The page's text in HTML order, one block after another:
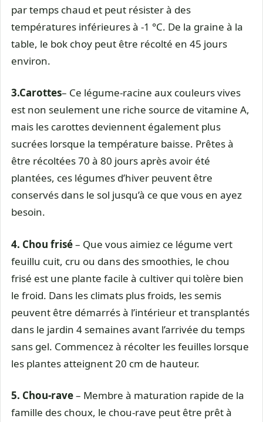
par temps chaud et peut résister à des
températures inférieures à -1 °C. De la graine à la
table, le bok choy peut être récolté en 45 jours
environ.
3.Carottes– Ce légume-racine aux couleurs vives
est non seulement une riche source de vitamine A,
mais les carottes deviennent également plus
sucrées lorsque la température baisse. Prêtes à
être récoltées 70 à 80 jours après avoir été
plantées, ces légumes d’hiver peuvent être
conservés dans le sol jusqu’à ce que vous en ayez
besoin.
4. Chou frisé– Que vous aimiez ce légume vert
feuillu cuit, cru ou dans des smoothies, le chou
frisé est une plante facile à cultiver qui tolère bien
le froid. Dans les climats plus froids, les semis
peuvent être démarrés à l’intérieur et transplantés
dans le jardin 4 semaines avant l’arrivée du temps
sans gel. Commencez à récolter les feuilles lorsque
les plantes atteignent 20 cm de hauteur.
5. Chou-rave– Membre à maturation rapide de la
famille des choux, le chou-rave peut être prêt à